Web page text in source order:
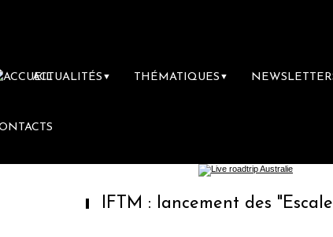
ACTUALITÉS ▼ THÉMATIQUES ▼
IFTM : lancement des "Escales